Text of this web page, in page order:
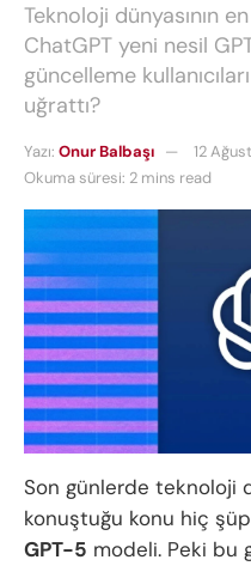
Teknoloji dünyasının
ChatGPT yeni nesil
güncelleme kullanıcıları
uğrattı?
Yazı: Onur Balbaşı
12
Okuma süresi: 2 mins read
Son günlerde teknoloji
konuştuğu konu hiç
GPT-5 modeli. Peki bu